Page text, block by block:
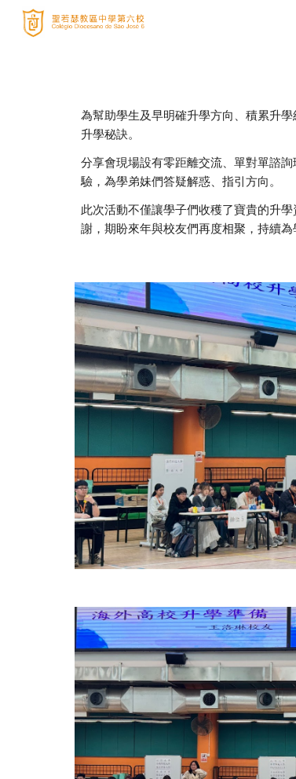
為幫助學生及早明確升學方向、積累升
升學秘訣。
分享會現場設有零距離交流、單對單諮
驗，為學弟妹們答疑解惑、指引方向。
此次活動不僅讓學子們收穫了寶貴的升
謝，期盼來年與校友們再度相聚，持續為